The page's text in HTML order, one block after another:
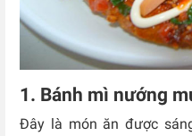
1. Bánh mì nướng
Đây là món ăn được